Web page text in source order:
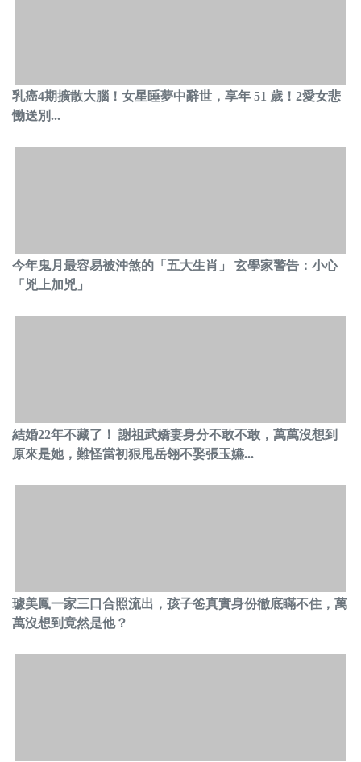
乳癌4期擴散大腦！女星睡夢中辭世，享年 51 歲！2愛女悲
慟送別...
今年鬼月最容易被沖煞的「五大生肖」 玄學家警告：小心
「兇上加兇」
結婚22年不藏了！ 謝祖武嬌妻身分不敢不敢，萬萬沒想到
原來是她，難怪當初狠甩岳翎不娶張玉嬿...
璩美鳳一家三口合照流出，孩子爸真實身份徹底瞞不住，萬
萬沒想到竟然是他？